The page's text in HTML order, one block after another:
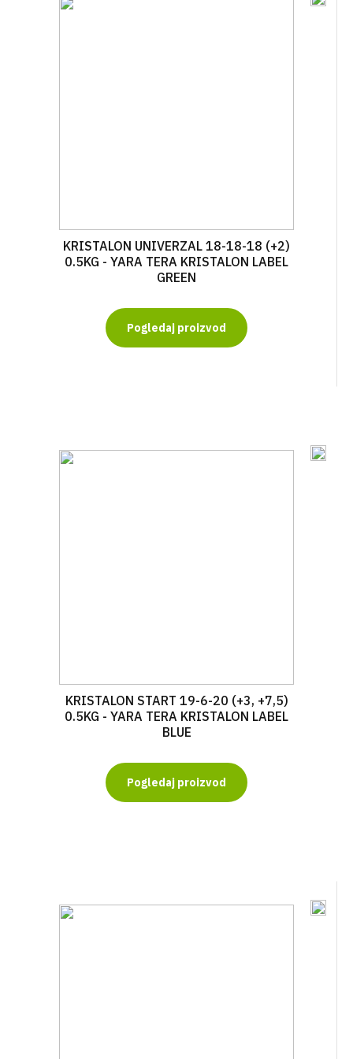
KRISTALON UNIVERZAL 18-18-18 (+2)
0.5KG - YARA TERA KRISTALON LABEL
GREEN
Pogledaj proizvod
KRISTALON START 19-6-20 (+3, +7,5)
0.5KG - YARA TERA KRISTALON LABEL
BLUE
Pogledaj proizvod